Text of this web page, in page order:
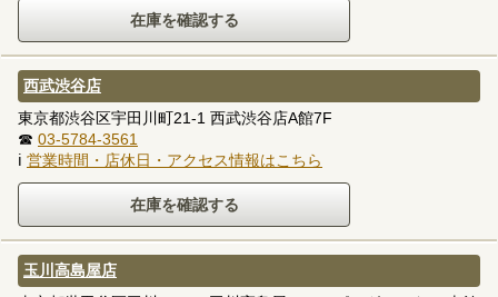
西武渋谷店
東京都渋谷区宇田川町21-1 西武渋谷店A館7F
☎ 03-5784-3561
ℹ 営業時間・店休日・アクセス情報はこちら
玉川高島屋店